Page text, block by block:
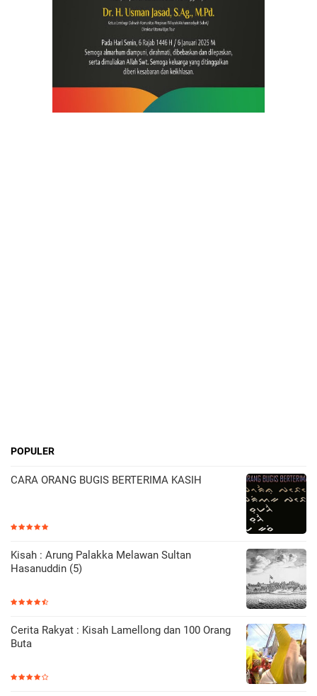
POPULER
CARA ORANG BUGIS BERTERIMA KASIH
Kisah : Arung Palakka Melawan Sultan
Hasanuddin (5)
Cerita Rakyat : Kisah Lamellong dan 100 Orang
Buta